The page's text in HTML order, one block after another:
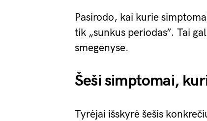
Pasirodo, kai kurie
tik „sunkus periodas”. Tai
smegenyse.
Šeši simptomai,
Tyrėjai išskyrė šešis